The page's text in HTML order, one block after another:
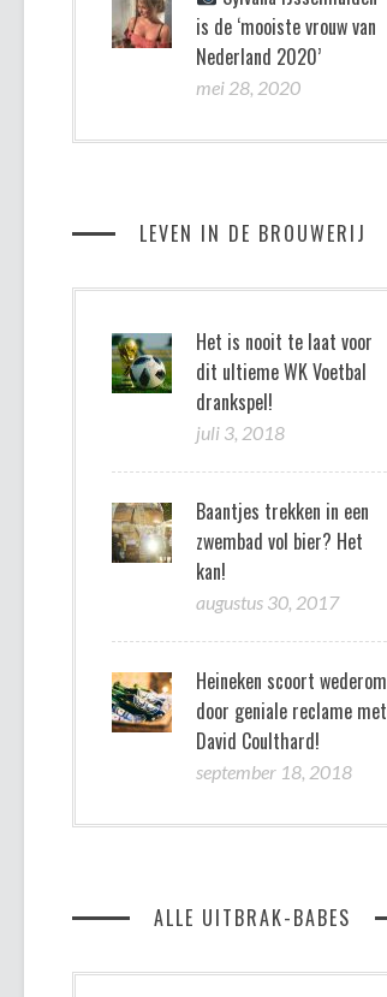
is de ‘mooiste vrouw van
Nederland 2020’
mei 28, 2020
LEVEN IN DE BROUWERIJ
Het is nooit te laat voor
dit ultieme WK Voetbal
drankspel!
juli 3, 2018
Baantjes trekken in een
zwembad vol bier? Het
kan!
augustus 30, 2017
Heineken scoort wederom
door geniale reclame met
David Coulthard!
september 18, 2018
ALLE UITBRAK-BABES